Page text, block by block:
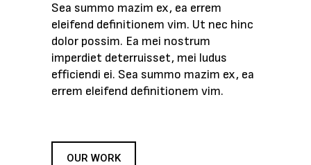
Sea summo mazim ex, ea errem
eleifend definitionem vim. Ut nec hinc
dolor possim. Ea mei nostrum
imperdiet deterruisset, mei ludus
efficiendi ei. Sea summo mazim ex, ea
errem eleifend definitionem vim.
OUR WORK